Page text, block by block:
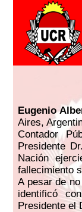
Eugenio
Aires,
Contador
Presidente Dr.
Nación
fallecimiento
A pesar de
identificó
Presidente el